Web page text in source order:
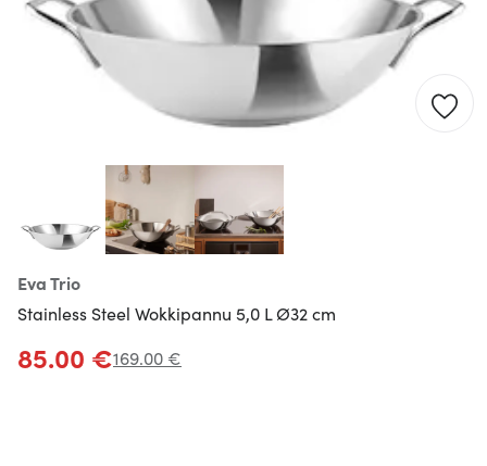
Eva Trio
Stainless Steel Wokkipannu 5,0 L Ø32 cm
85.00 €169.00 €